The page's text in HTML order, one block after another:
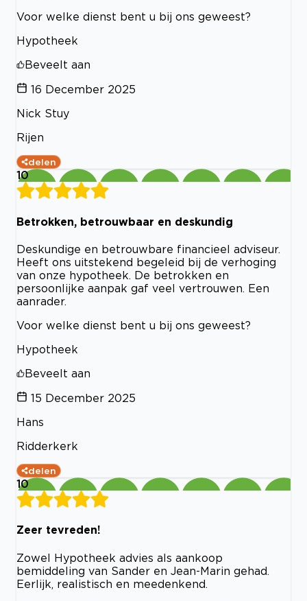
Voor welke dienst bent u bij ons geweest?
Hypotheek
Beveelt aan
16 December 2025
Nick Stuy
Rijen
delen
10
Betrokken, betrouwbaar en deskundig
Deskundige en betrouwbare financieel adviseur.
Heeft ons uitstekend begeleid bij de verhoging
van onze hypotheek. De betrokken en
persoonlijke aanpak gaf veel vertrouwen. Een
aanrader.
Voor welke dienst bent u bij ons geweest?
Hypotheek
Beveelt aan
15 December 2025
Hans
Ridderkerk
delen
10
Zeer tevreden!
Zowel Hypotheek advies als aankoop
bemiddeling van Sander en Jean-Marin gehad.
Eerlijk, realistisch en meedenkend.